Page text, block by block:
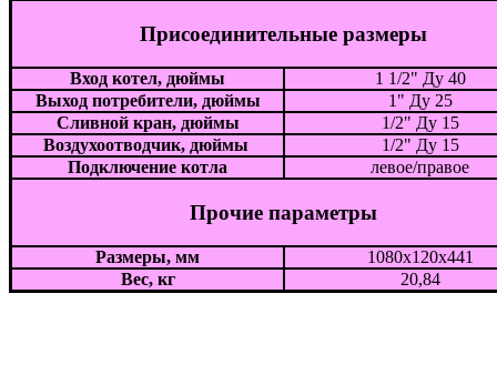
Присоединительные размеры
Вход котел, дюймы
1 1/2" Ду 40
Выход потребители, дюймы
1" Ду 25
Сливной кран, дюймы
1/2" Ду 15
Воздухоотводчик, дюймы
1/2" Ду 15
Подключение котла
левое/правое
Прочие параметры
Размеры, мм
1080х120х441
Вес, кг
20,84